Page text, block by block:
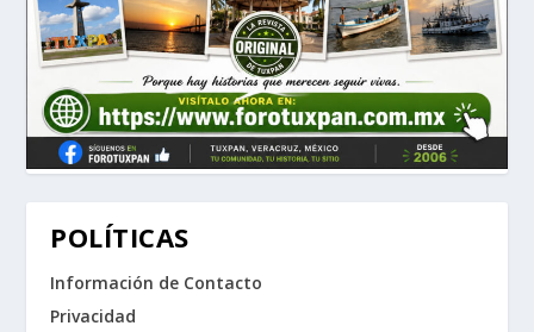
POLÍTICAS
Información de Contacto
Privacidad